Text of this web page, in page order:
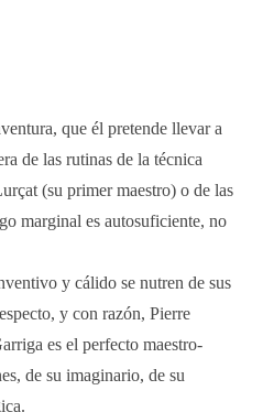
que él pretende llevar a
de las rutinas de la técnica
(su primer maestro) o de las
marginal es autosuficiente, no
y cálido se nutren de sus
y con razón, Pierre
es el perfecto maestro-
de su imaginario, de su